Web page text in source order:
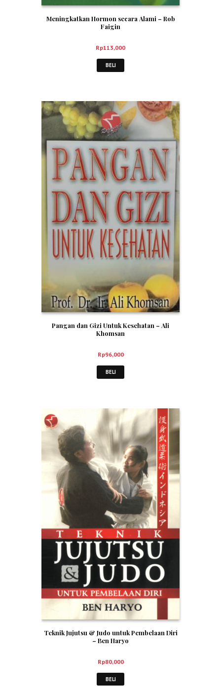
Meningkatkan Hormon secara Alami – Rob
Faigin
Rp113,000
BELI
Pangan dan Gizi Untuk Kesehatan – Ali
Khomsan
Rp96,000
BELI
Teknik Jujutsu & Judo untuk Pembelaan Diri
– Ben Haryo
Rp80,000
BELI